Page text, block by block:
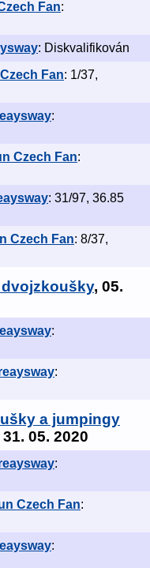
Fan:
: Diskvalifikován
Fan: 1/37,
:
Czech Fan:
: 31/97, 36.85
Czech Fan: 8/37,
dvojzkoušky, 05.
:
:
a jumpingy
05. 2020
:
Czech Fan:
: